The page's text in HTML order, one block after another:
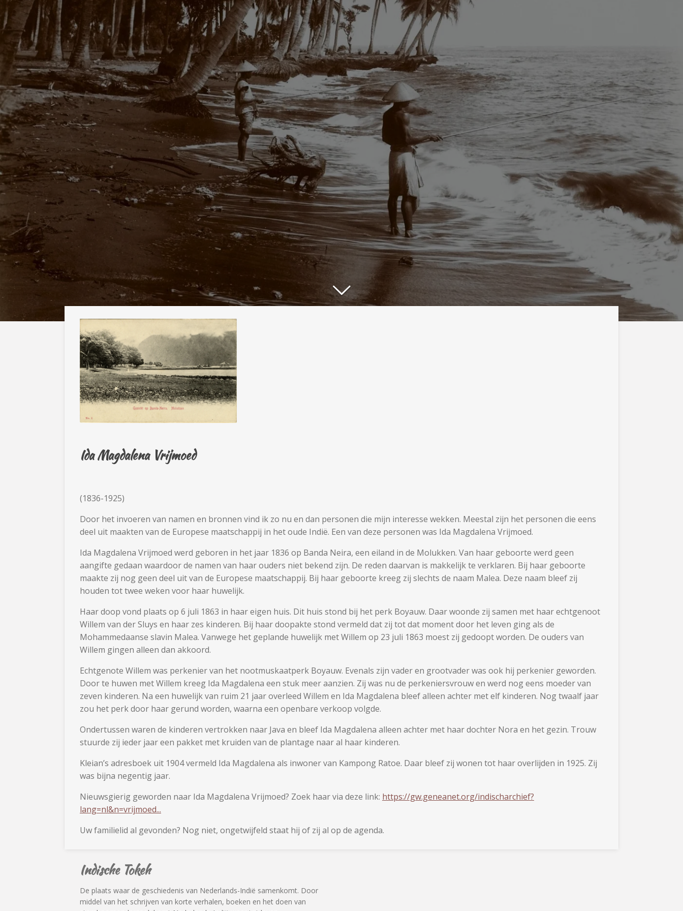
Ida Magdalena Vrijmoed
(1836-1925)
Door het invoeren van namen en bronnen vind ik zo nu en dan personen die mijn interesse wekken. Meestal zijn het personen die eens
deel uit maakten van de Europese maatschappij in het oude Indië. Een van deze personen was Ida Magdalena Vrijmoed.
Ida Magdalena Vrijmoed werd geboren in het jaar 1836 op Banda Neira, een eiland in de Molukken. Van haar geboorte werd geen
aangifte gedaan waardoor de namen van haar ouders niet bekend zijn. De reden daarvan is makkelijk te verklaren. Bij haar geboorte
maakte zij nog geen deel uit van de Europese maatschappij. Bij haar geboorte kreeg zij slechts de naam Malea. Deze naam bleef zij
houden tot twee weken voor haar huwelijk.
Haar doop vond plaats op 6 juli 1863 in haar eigen huis. Dit huis stond bij het perk Boyauw. Daar woonde zij samen met haar echtgenoot
Willem van der Sluys en haar zes kinderen. Bij haar doopakte stond vermeld dat zij tot dat moment door het leven ging als de
Mohammedaanse slavin Malea. Vanwege het geplande huwelijk met Willem op 23 juli 1863 moest zij gedoopt worden. De ouders van
Willem gingen alleen dan akkoord.
Echtgenote Willem was perkenier van het nootmuskaatperk Boyauw. Evenals zijn vader en grootvader was ook hij perkenier geworden.
Door te huwen met Willem kreeg Ida Magdalena een stuk meer aanzien. Zij was nu de perkeniersvrouw en werd nog eens moeder van
zeven kinderen. Na een huwelijk van ruim 21 jaar overleed Willem en Ida Magdalena bleef alleen achter met elf kinderen. Nog twaalf jaar
zou het perk door haar gerund worden, waarna een openbare verkoop volgde.
Ondertussen waren de kinderen vertrokken naar Java en bleef Ida Magdalena alleen achter met haar dochter Nora en het gezin. Trouw
stuurde zij ieder jaar een pakket met kruiden van de plantage naar al haar kinderen.
Kleian’s adresboek uit 1904 vermeld Ida Magdalena als inwoner van Kampong Ratoe. Daar bleef zij wonen tot haar overlijden in 1925. Zij
was bijna negentig jaar.
Nieuwsgierig geworden naar Ida Magdalena Vrijmoed? Zoek haar via deze link: https://gw.geneanet.org/indischarchief?
lang=nl&n=vrijmoed...
Uw familielid al gevonden? Nog niet, ongetwijfeld staat hij of zij al op de agenda.
Indische Tokeh
De plaats waar de geschiedenis van Nederlands-Indië samenkomt. Door
middel van het schrijven van korte verhalen, boeken en het doen van